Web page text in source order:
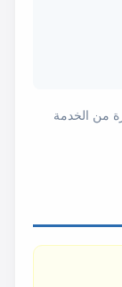
من الخدمة